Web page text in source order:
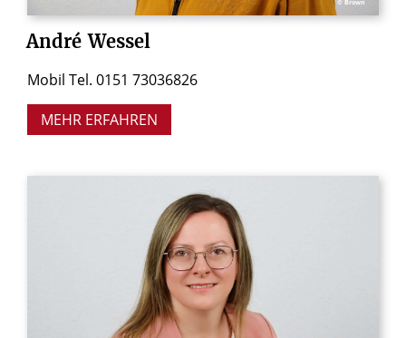
© Brown
André Wessel
Mobil Tel. 0151 73036826
MEHR ERFAHREN